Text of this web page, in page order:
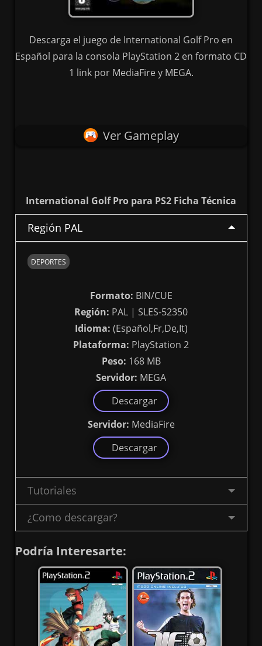
Descarga el juego de International Golf Pro en
Español para la consola PlayStation 2 en formato CD
1 link por MediaFire y MEGA.
Ver Gameplay
International Golf Pro para PS2 Ficha Técnica
Región PAL
DEPORTES
Formato: BIN/CUE
Región: PAL | SLES-52350
Idioma: (Español,Fr,De,It)
Plataforma: PlayStation 2
Peso: 168 MB
Servidor: MEGA
Descargar
Servidor: MediaFire
Descargar
Tutoriales
¿Como descargar?
Podría Interesarte: